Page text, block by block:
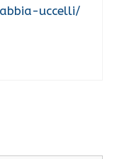
uccelli/